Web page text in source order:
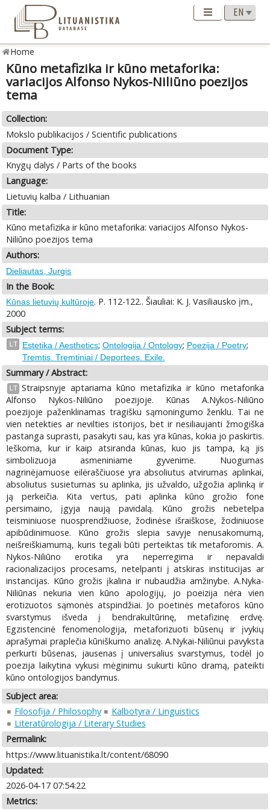
Home
Kūno metafizika ir kūno metaforika:
variacijos Alfonso Nykos-Niliūno poezijos
tema
Collection:
Mokslo publikacijos / Scientific publications
Document Type:
Knygų dalys / Parts of the books
Language:
Lietuvių kalba / Lithuanian
Title:
Kūno metafizika ir kūno metaforika: variacijos Alfonso Nykos-
Niliūno poezijos tema
Authors:
Dieliautas, Jurgis
In the Book:
Kūnas lietuvių kultūroje. P. 112-122.. Šiauliai: K. J. Vasiliausko įm.,
2000
Subject terms:
LT Estetika / Aesthetics; Ontologija / Ontology; Poezija / Poetry;
Tremtis. Tremtiniai / Deportees. Exile.
Summary / Abstract:
LT Straipsnyje aptariama kūno metafizika ir kūno metaforika
Alfonso Nykos-Niliūno poezijoje. Kūnas A.Nykos-Niliūno
poezijoje paženklinamas tragišku sąmoningumo ženklu. Tai ne
vien netekties ar nevilties istorijos, bet ir nesiliaujanti žmogiška
pastanga suprasti, pasakyti sau, kas yra kūnas, kokia jo paskirtis.
Ieškoma, kur ir kaip atsiranda kūnas, kuo jis tampa, ką jis
simbolizuoja asmeniniame gyvenime. Nuogumas
nagrinėjamuose eilėraščiuose yra absoliutus atvirumas aplinkai,
absoliutus susietumas su aplinka, jis užvaldo, užgožia aplinką ir
ją perkeičia. Kita vertus, pati aplinka kūno grožio fone
persimaino, įgyja naują pavidalą. Kūno grožis nebetelpa
teisminiuose nuosprendžiuose, žodinėse išraiškose, žodiniuose
apibūdinimuose. Kūno grožis slepia savyje nenusakomumą,
neišreiškiamumą, kuris tegali būti perteiktas tik metaforomis. A.
Nykos-Niliūno erotika yra neperregima ir nepavaldi
racionalizacijos procesams, netelpanti į atskiras institucijas ar
instancijas. Kūno grožis įkalina ir nubaudžia amžinybe. A.Nyka-
Niliūnas nekuria vien kūno apologijų, jo poeizija nėra vien
erotizuotos sąmonės atspindžiai. Jo poetinės metaforos kūno
svarstymus išveda į bendrakultūrinę, metafizinę erdvę.
Egzistencinė fenomenologija, metaforizuoti būsenų ir įvykių
aprašymai praplečia kūniškumo analizę. A.Nykai-Niliūnui pavyksta
perkurti būsenas, jausenas į universalius svarstymus, todėl jo
poezija laikytina vykusi mėginimu sukurti kūno dramą, pateikti
kūno ontologijos bandymus.
Subject area:
Filosofija / Philosophy
Kalbotyra / Linguistics
Literatūrologija / Literary Studies
Permalink:
https://www.lituanistika.lt/content/68090
Updated:
2026-04-17 07:54:22
Metrics: